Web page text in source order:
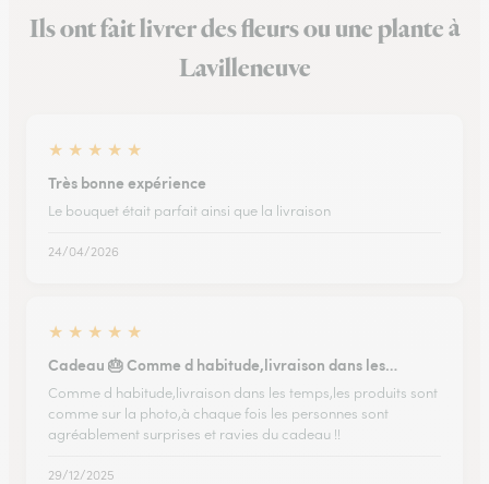
Ils ont fait livrer des fleurs ou une plante à
Lavilleneuve
★ ★ ★ ★ ★
Très bonne expérience
Le bouquet était parfait ainsi que la livraison
24/04/2026
★ ★ ★ ★ ★
Cadeau 🎂 Comme d habitude,livraison dans les…
Comme d habitude,livraison dans les temps,les produits sont
comme sur la photo,à chaque fois les personnes sont
agréablement surprises et ravies du cadeau !!
29/12/2025